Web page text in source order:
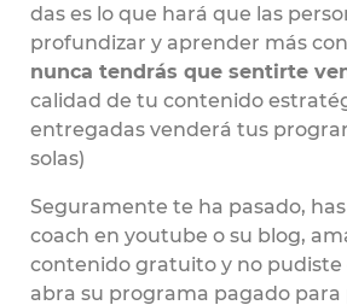
das es lo que hará que las
profundizar y aprender más
nunca tendrás que sentirte
calidad de tu contenido
entregadas venderá tus
solas)
Seguramente te ha pasado,
coach en youtube o su blog,
contenido gratuito y no pudiste
abra su programa pagado